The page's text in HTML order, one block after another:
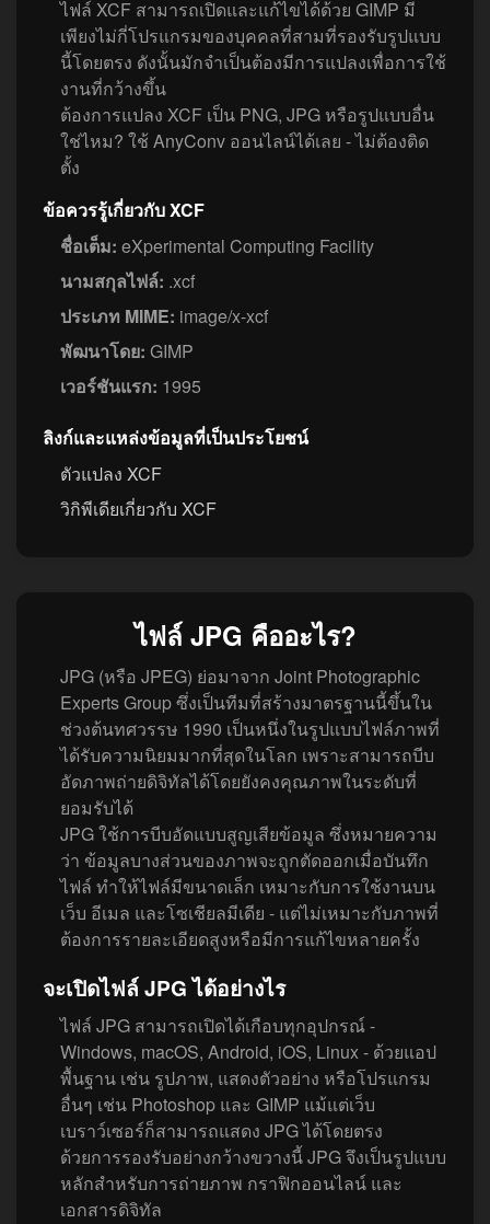
ไฟล์ XCF สามารถเปิดและแก้ไขได้ด้วย GIMP มี
เพียงไม่กี่โปรแกรมของบุคคลที่สามที่รองรับรูปแบบ
นี้โดยตรง ดังนั้นมักจำเป็นต้องมีการแปลงเพื่อการใช้
งานที่กว้างขึ้น
ต้องการแปลง XCF เป็น PNG, JPG หรือรูปแบบอื่น
ใช่ไหม? ใช้ AnyConv ออนไลน์ได้เลย - ไม่ต้องติด
ตั้ง
ข้อควรรู้เกี่ยวกับ XCF
ชื่อเต็ม: eXperimental Computing Facility
นามสกุลไฟล์: .xcf
ประเภท MIME: image/x-xcf
พัฒนาโดย: GIMP
เวอร์ชันแรก: 1995
ลิงก์และแหล่งข้อมูลที่เป็นประโยชน์
ตัวแปลง XCF
วิกิพีเดียเกี่ยวกับ XCF
ไฟล์ JPG คืออะไร?
JPG (หรือ JPEG) ย่อมาจาก Joint Photographic
Experts Group ซึ่งเป็นทีมที่สร้างมาตรฐานนี้ขึ้นใน
ช่วงต้นทศวรรษ 1990 เป็นหนึ่งในรูปแบบไฟล์ภาพที่
ได้รับความนิยมมากที่สุดในโลก เพราะสามารถบีบ
อัดภาพถ่ายดิจิทัลได้โดยยังคงคุณภาพในระดับที่
ยอมรับได้
JPG ใช้การบีบอัดแบบสูญเสียข้อมูล ซึ่งหมายความ
ว่า ข้อมูลบางส่วนของภาพจะถูกตัดออกเมื่อบันทึก
ไฟล์ ทำให้ไฟล์มีขนาดเล็ก เหมาะกับการใช้งานบน
เว็บ อีเมล และโซเชียลมีเดีย - แต่ไม่เหมาะกับภาพที่
ต้องการรายละเอียดสูงหรือมีการแก้ไขหลายครั้ง
จะเปิดไฟล์ JPG ได้อย่างไร
ไฟล์ JPG สามารถเปิดได้เกือบทุกอุปกรณ์ -
Windows, macOS, Android, iOS, Linux - ด้วยแอป
พื้นฐาน เช่น รูปภาพ, แสดงตัวอย่าง หรือโปรแกรม
อื่นๆ เช่น Photoshop และ GIMP แม้แต่เว็บ
เบราว์เซอร์ก็สามารถแสดง JPG ได้โดยตรง
ด้วยการรองรับอย่างกว้างขวางนี้ JPG จึงเป็นรูปแบบ
หลักสำหรับการถ่ายภาพ กราฟิกออนไลน์ และ
เอกสารดิจิทัล